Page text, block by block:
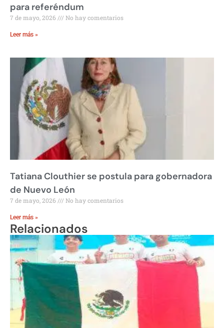
para referéndum
7 de mayo, 2026 No hay comentarios
Leer más »
Tatiana Clouthier se postula para gobernadora
de Nuevo León
7 de mayo, 2026 No hay comentarios
Leer más »
Relacionados